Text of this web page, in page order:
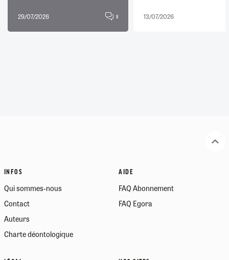
29/07/2026 8 13/07/2026
INFOS
Qui sommes-nous
Contact
Auteurs
Charte déontologique
AIDE
FAQ Abonnement
FAQ Egora